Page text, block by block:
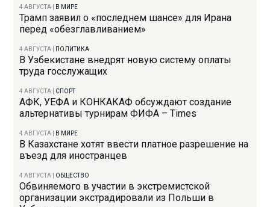
4 АВГУСТА В МИРЕ
Трамп заявил о «последнем шансе» для Ирана
перед «обезглавливанием»
4 АВГУСТА ПОЛИТИКА
В Узбекистане внедрят новую систему оплаты
труда госслужащих
4 АВГУСТА СПОРТ
АФК, УЕФА и КОНКАКАФ обсуждают создание
альтернативы турнирам ФИФА – Times
4 АВГУСТА В МИРЕ
В Казахстане хотят ввести платное разрешение на
въезд для иностранцев
4 АВГУСТА ОБЩЕСТВО
Обвиняемого в участии в экстремистской
организации экстрадировали из Польши в